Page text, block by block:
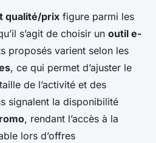
qualité/prix figure parmi les
s’agit de choisir un outil e-
proposés varient selon les
, ce qui permet d’ajuster le
de l’activité et des
signalent la disponibilité
, rendant l’accès à la
lors d’offres